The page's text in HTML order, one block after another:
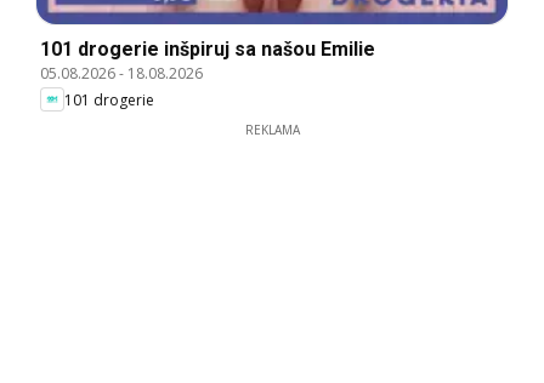
101 drogerie inšpiruj sa našou Emilie
05.08.2026- 18.08.2026
101 drogerie
REKLAMA